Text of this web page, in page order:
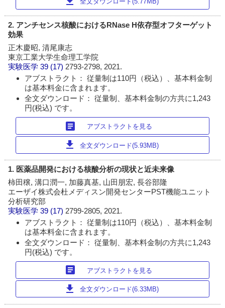
2. アンチセンス核酸におけるRNase H依存型オフターゲット
効果
正木慶昭, 清尾康志
東京工業大学生命理工学院
実験医学 39 (17)2793-2798, 2021.
アブストラクト： 従量制は110円（税込）、基本料金制
は基本料金に含まれます。
全文ダウンロード： 従量制、基本料金制の方共に1,243
円(税込) です。
article アブストラクトを見る
download 全文ダウンロード(5.93MB)
1. 医薬品開発における核酸分析の現状と近未来像
柿田穣, 溝口潤一, 加藤真基, 山田朋宏, 長谷部隆
エーザイ株式会杜メディスン開発センターPST機能ユニット
分析研究部
実験医学 39 (17) 2799-2805, 2021.
アブストラクト： 従量制は110円（税込）、基本料金制
は基本料金に含まれます。
全文ダウンロード： 従量制、基本料金制の方共に1,243
円(税込) です。
article アブストラクトを見る
download 全文ダウンロード(6.33MB)